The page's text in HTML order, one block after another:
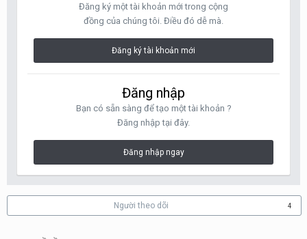
Đăng ký một tài khoản mới trong cộng
đồng của chúng tôi. Điều đó dễ mà.
Đăng ký tài khoản mới
Đăng nhập
Bạn có sẵn sàng để tạo một tài khoản ?
Đăng nhập tại đây.
Đăng nhập ngay
Người theo dõi 4